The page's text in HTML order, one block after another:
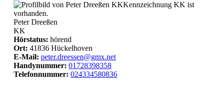
KKKennzeichnung KK ist
vorhanden.
Peter Dreeßen
KK
Hörstatus: hörend
Ort: 41836 Hückelhoven
E-Mail: peter.dreessen@gmx.net
Handynummer: 01728398358
Telefonnummer: 024334580836